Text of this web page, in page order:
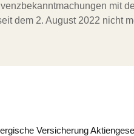
mit
dem 2. August 2022 nicht
Versicherung